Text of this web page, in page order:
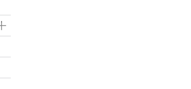
Visa/Göm undermeny